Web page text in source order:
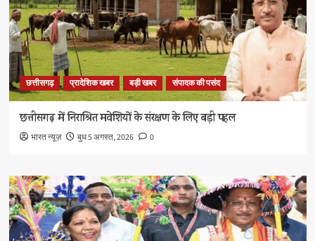
छत्तीसगढ़ प्रादेशिक खबर बड़ी खबर संपादक की पसंद
छत्तीसगढ़ में निराश्रित मवेशियों के संरक्षण के लिए बड़ी पहल
भारत न्यूज़ बुध 5 अगस्त, 2026 0